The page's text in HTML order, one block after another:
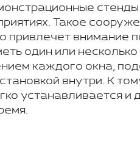
стенды
Такое
привлечет внимание
один или
каждого окна,
внутри. К
устанавливается и